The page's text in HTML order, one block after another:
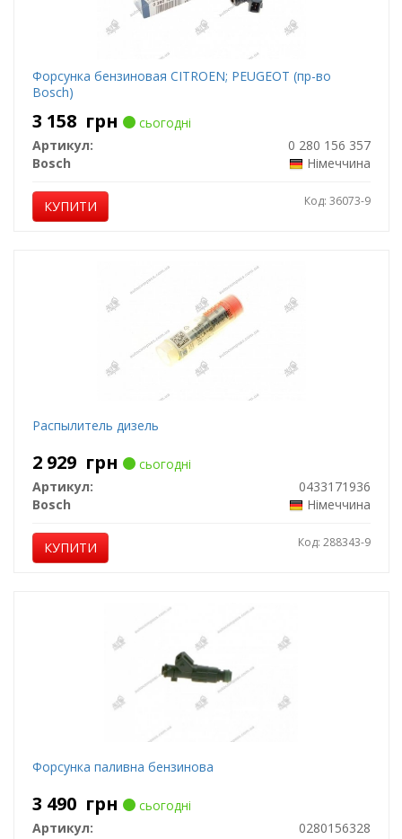
Форсунка бензиновая CITROEN; PEUGEOT (пр-во
Bosch)
3 158 грн
сьогодні
Артикул:
0 280 156 357
Bosch
Німеччина
КУПИТИ Код: 36073-9
Распылитель дизель
2 929 грн
сьогодні
Артикул:
0433171936
Bosch
Німеччина
КУПИТИ Код: 288343-9
Форсунка паливна бензинова
3 490 грн
сьогодні
Артикул:
0280156328